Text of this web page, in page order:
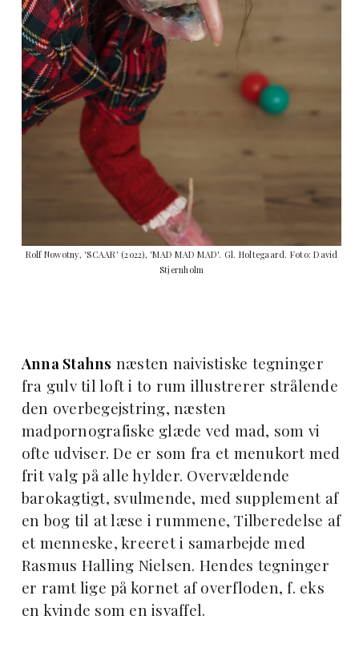
Rolf Nowotny, 'SCAAR' (2022), 'MAD MAD MAD'. Gl. Holtegaard. Foto: David
Stjernholm
Anna Stahns næsten naivistiske tegninger
fra gulv til loft i to rum illustrerer strålende
den overbegejstring, næsten
madpornografiske glæde ved mad, som vi
ofte udviser. De er som fra et menukort med
frit valg på alle hylder. Overvældende
barokagtigt, svulmende, med supplement af
en bog til at læse i rummene, Tilberedelse af
et menneske, kreeret i samarbejde med
Rasmus Halling Nielsen. Hendes tegninger
er ramt lige på kornet af overfloden, f. eks
en kvinde som en isvaffel.